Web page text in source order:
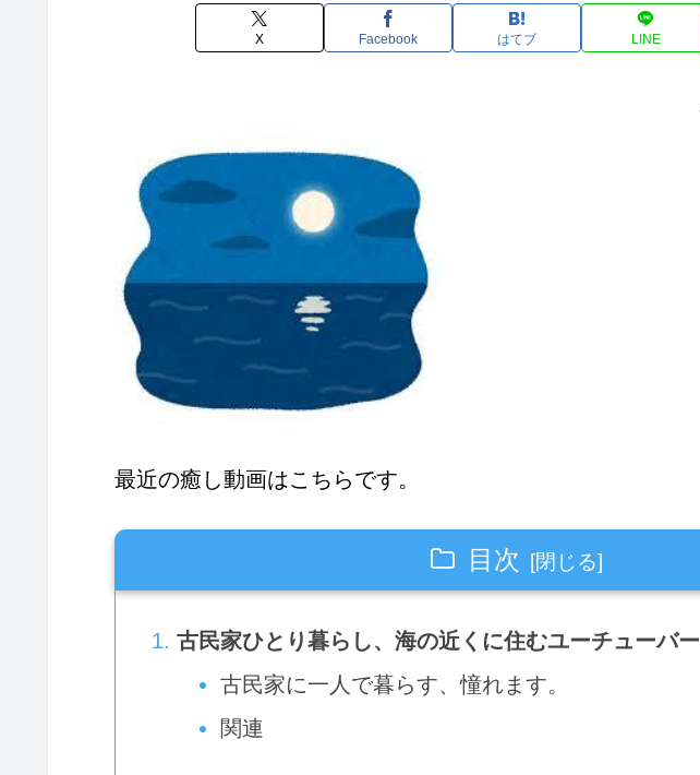
X Facebook はてブ LINE
最近の癒し動画はこちらです。
目次
古民家ひとり暮らし、海の近くに住むユーチューバー
古民家に一人で暮らす、憧れます。
関連